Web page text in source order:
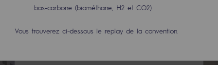
CCUS Objectif Zéro CO2
Objectif Biométhane
Le Labo
bas-carbone (biométhane, H2 et CO2)
Vous trouverez ci-dessous le replay de la convention.